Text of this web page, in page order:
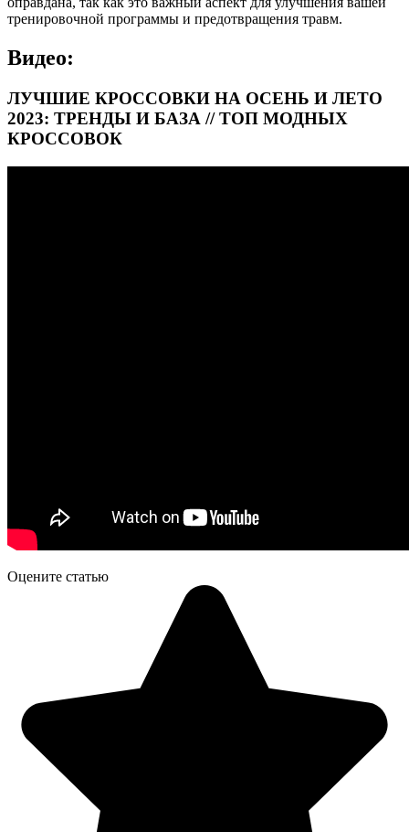
тренировочной программы и предотвращения травм.
Видео:
ЛУЧШИЕ КРОССОВКИ НА ОСЕНЬ И ЛЕТО
2023: ТРЕНДЫ И БАЗА // ТОП МОДНЫХ
КРОССОВОК
Оцените статью